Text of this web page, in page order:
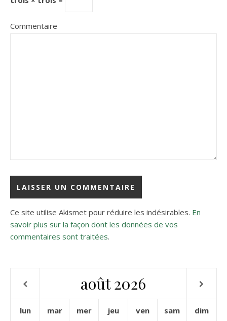
Commentaire
Ce site utilise Akismet pour réduire les indésirables. En
savoir plus sur la façon dont les données de vos
commentaires sont traitées.
août 2026
lun mar mer jeu ven sam dim